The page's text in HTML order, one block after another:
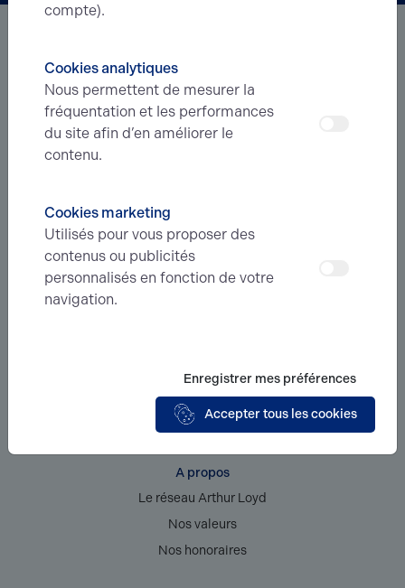
Faîtes-nous part de votre projet !
Service
Nous contacter
A propos
Le réseau Arthur Loyd
Nos valeurs
Nos honoraires
compte).
Cookies analytiques
Nous permettent de mesurer la
fréquentation et les performances
du site afin d’en améliorer le
contenu.
Cookies marketing
Utilisés pour vous proposer des
contenus ou publicités
personnalisés en fonction de votre
navigation.
Enregistrer mes préférences
Accepter tous les cookies